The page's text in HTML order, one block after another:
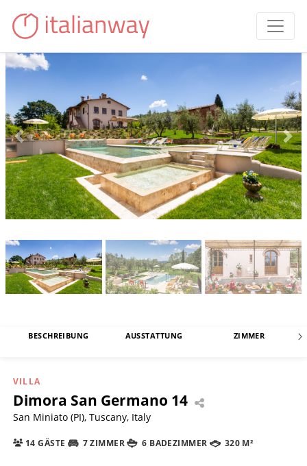
BESCHREIBUNG AUSSTATTUNG ZIMMER
VILLA
Dimora San Germano 14
San Miniato (PI), Tuscany, Italy
14 GÄSTE 7 ZIMMER 6 BADEZIMMER 320 M²